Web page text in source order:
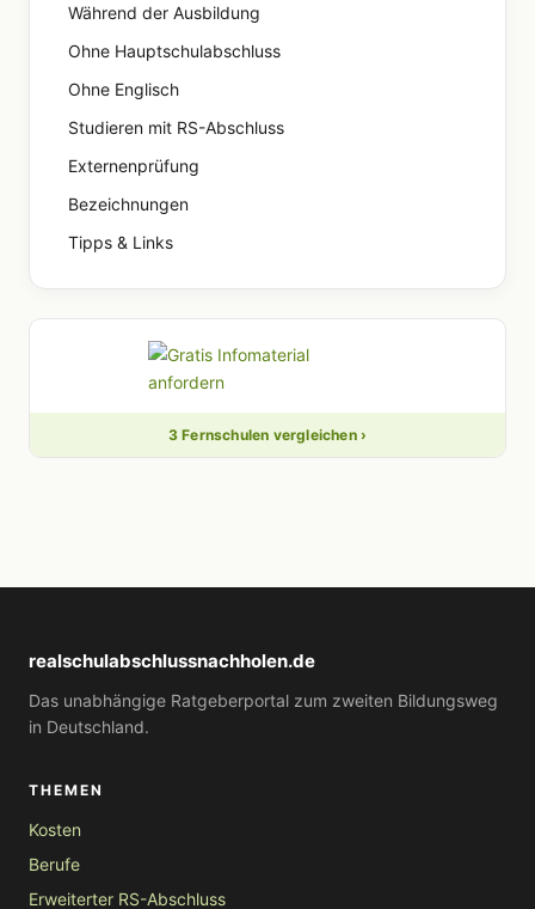
Während der Ausbildung
Ohne Hauptschulabschluss
Ohne Englisch
Studieren mit RS-Abschluss
Externenprüfung
Bezeichnungen
Tipps & Links
3 Fernschulen vergleichen ›
realschulabschlussnachholen.de
Das unabhängige Ratgeberportal zum zweiten Bildungsweg
in Deutschland.
THEMEN
Kosten
Berufe
Erweiterter RS-Abschluss